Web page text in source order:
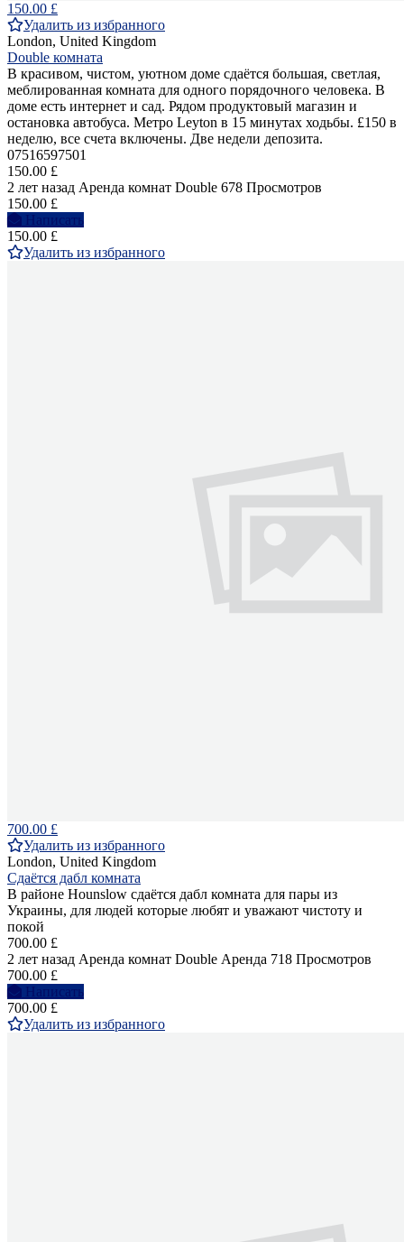
150.00 £
Удалить из избранного
London, United Kingdom
Double комната
В красивом, чистом, уютном доме сдаётся большая, светлая,
меблированная комната для одного порядочного человека. В
доме есть интернет и сад. Рядом продуктовый магазин и
остановка автобуса. Метро Leyton в 15 минутах ходьбы. £150 в
неделю, все счета включены. Две недели депозита.
07516597501
150.00 £
2 лет назад Аренда комнат Double 678 Просмотров
150.00 £
Написать
150.00 £
Удалить из избранного
700.00 £
Удалить из избранного
London, United Kingdom
Сдаётся дабл комната
В районе Hounslow сдаётся дабл комната для пары из
Украины, для людей которые любят и уважают чистоту и
покой
700.00 £
2 лет назад Аренда комнат Double Аренда 718 Просмотров
700.00 £
Написать
700.00 £
Удалить из избранного